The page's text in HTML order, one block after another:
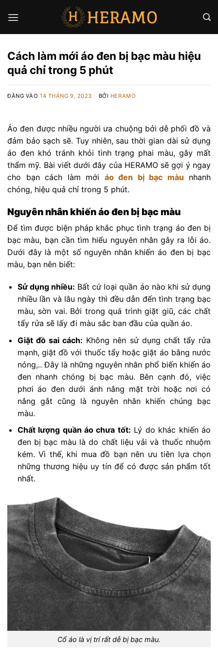
qua
Cách làm mới áo đen bị bạc màu hiệu
quả chỉ trong 5 phút
ĐĂNG VÀO14 THÁNG 9, 2023 BỞI HERAMO
Áo đen được nhiều người ưa chuộng bởi dễ phối đồ và
đảm bảo sạch sẽ. Tuy nhiên, sau thời gian dài sử dụng
áo đen khó tránh khỏi tình trạng phai màu, gây mất
thẩm mỹ. Bài viết dưới đây của HERAMO sẽ gợi ý ngay
cho bạn cách làm mới áo đen bị bạc màu nhanh
chóng, hiệu quả chỉ trong 5 phút.
Nguyên nhân khiến áo đen bị bạc màu
Để tìm được biện pháp khắc phục tình trạng áo đen bị
bạc màu, bạn cần tìm hiểu nguyên nhân gây ra lỗi áo.
Dưới đây là một số nguyên nhân khiến áo đen bị bạc
màu, bạn nên biết:
Sử dụng nhiều: Bất cứ loại quần áo nào khi sử dụng
nhiều lần và lâu ngày thì đều dẫn đến tình trạng bạc
màu, sờn vai. Bởi trong quá trình giặt giũ, các chất
tẩy rửa sẽ lấy đi màu sắc ban đầu của quần áo.
Giặt đồ sai cách: Không nên sử dụng chất tẩy rửa
mạnh, giặt đồ với thuốc tẩy hoặc giặt áo bằng nước
nóng,.. Đây là những nguyên nhân phổ biến khiến áo
đen nhanh chóng bị bạc màu. Bên cạnh đó, việc
phơi áo đen dưới ánh nắng mặt trời hoặc nơi có
nắng gắt cũng là nguyên nhân khiến chúng bạc
màu.
Chất lượng quần áo chưa tốt: Lý do khác khiến áo
đen bị bạc màu là do chất liệu vải và thuốc nhuộm
kém. Vì thế, khi mua đồ bạn nên ưu tiên lựa chọn
những thương hiệu uy tín để có được sản phẩm tốt
nhất.
Cổ áo là vị trí rất dễ bị bạc màu.